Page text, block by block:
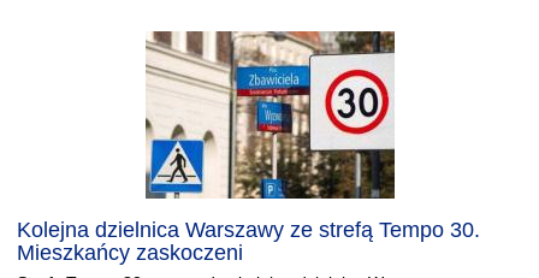
Kolejna dzielnica Warszawy ze strefą Tempo 30.
Mieszkańcy zaskoczeni